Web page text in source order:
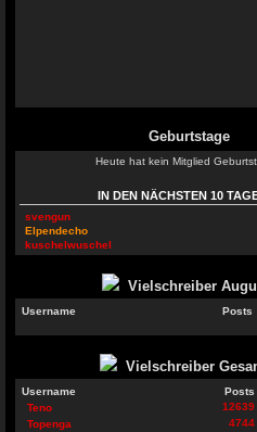
Geburtstage
Heute hat kein Mitglied
IN DEN NÄCHSTEN 10
svengun
Elpendecho
kuschelwuschel
Vielschreiber
Username Posts
Vielschreiber
Username Posts
Teno
12639
Topenga
4744